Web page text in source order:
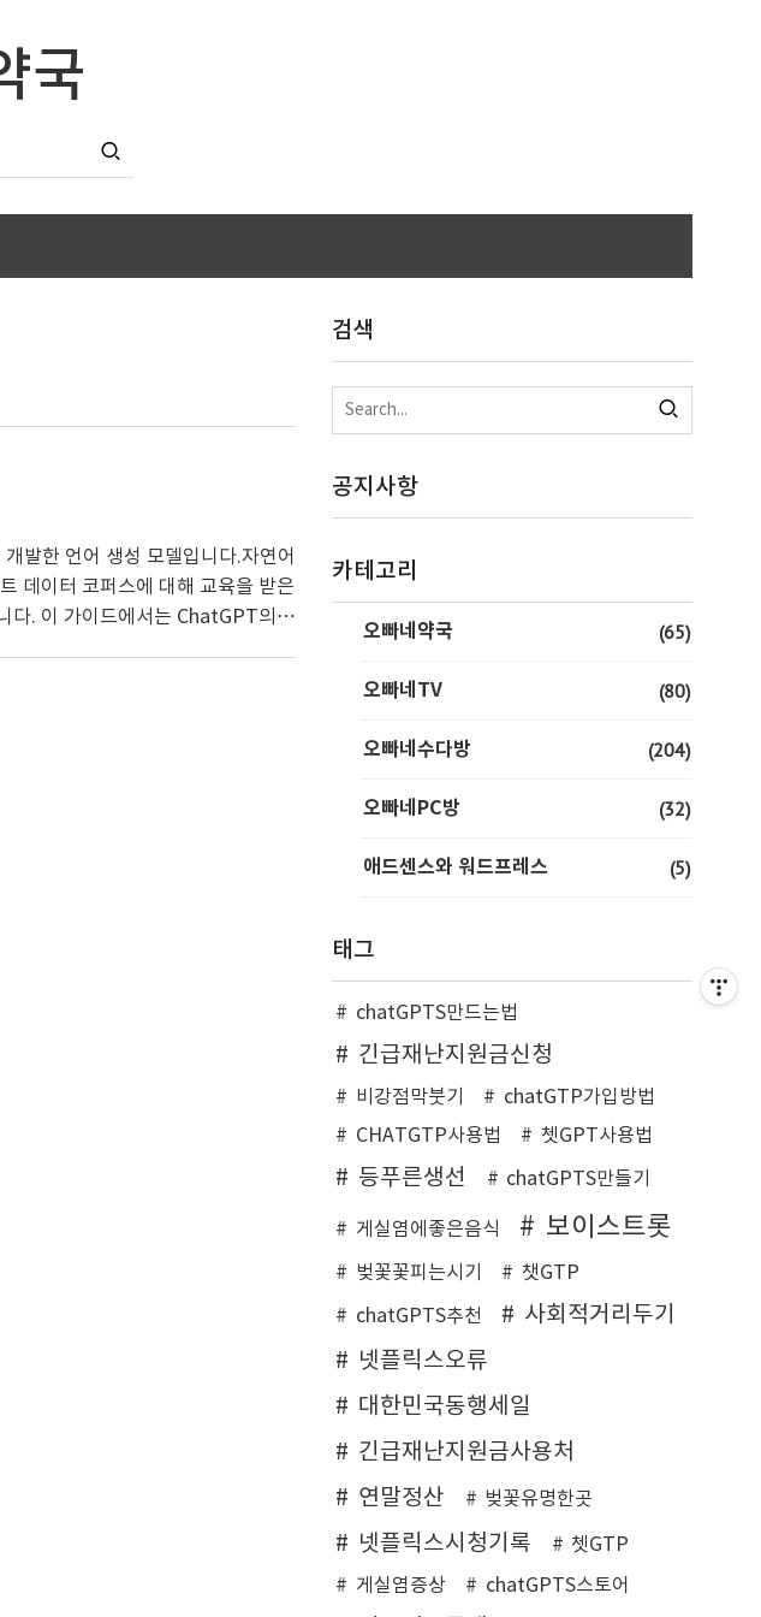
국
발한 언어 생성 모델입니다.자연어
데이터 코퍼스에 대해 교육을 받은
다. 이 가이드에서는 ChatGPT의
검색
공지사항
카테고리
오빠네약국 (65)
오빠네TV (80)
오빠네수다방 (204)
오빠네PC방 (32)
애드센스와 워드프레스 (5)
태그
chatGPTS만드는법
긴급재난지원금신청
비강점막붓기
chatGTP가입방법
CHATGTP사용법
쳇GPT사용법
등푸른생선 chatGPTS만들기
게실염에좋은음식 보이스트롯
벚꽃꽃피는시기
챗GTP
chatGPTS추천
사회적거리두기
넷플릭스오류
대한민국동행세일
긴급재난지원금사용처
연말정산
벚꽃유명한곳
넷플릭스시청기록
쳇GTP
게실염증상
chatGPTS스토어